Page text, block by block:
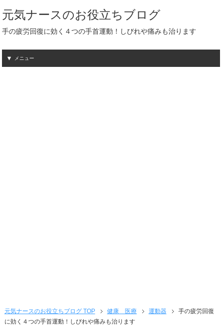
元気ナースのお役立ちブログ
手の疲労回復に効く４つの手首運動！しびれや痛みも治ります
メニュー
元気ナースのお役立ちブログ TOP 健康 医療 運動器
手の疲労回復
に効く４つの手首運動！しびれや痛みも治ります